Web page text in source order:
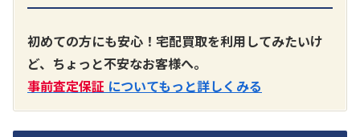
A3300 真空管プリアンプ
買取価格：お問合せください
SONY
初めての方にも安心！宅配買取を利用してみたいけ
ど、ちょっと不安なお客様へ。
事前査定保証 についてもっと詳しくみる